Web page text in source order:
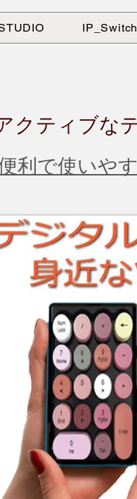
IP_Switch
クティブな
利で使いや